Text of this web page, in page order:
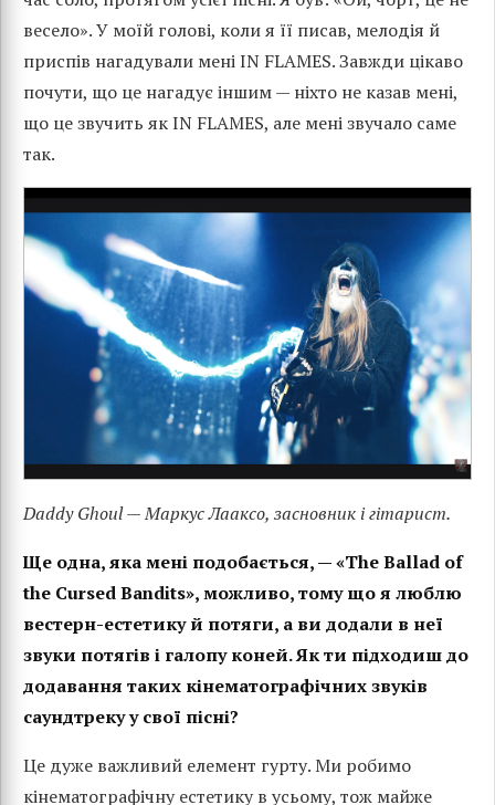
весело». У моїй голові, коли я її писав, мелодія й
приспів нагадували мені IN FLAMES. Завжди цікаво
почути, що це нагадує іншим — ніхто не казав мені,
що це звучить як IN FLAMES, але мені звучало саме
так.
Daddy Ghoul — Маркус Лааксо, засновник і гітарист.
Ще одна, яка мені подобається, — «The Ballad of
the Cursed Bandits», можливо, тому що я люблю
вестерн-естетику й потяги, а ви додали в неї
звуки потягів і галопу коней. Як ти підходиш до
додавання таких кінематографічних звуків
саундтреку у свої пісні?
Це дуже важливий елемент гурту. Ми робимо
кінематографічну естетику в усьому, тож майже